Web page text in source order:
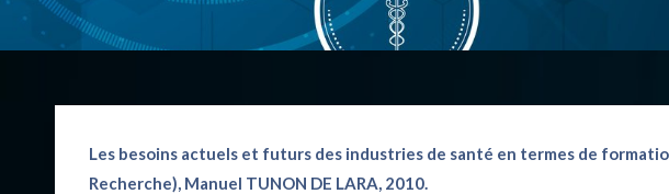
Les besoins actuels et futurs des industries de santé en termes de
Recherche), Manuel TUNON DE LARA, 2010.